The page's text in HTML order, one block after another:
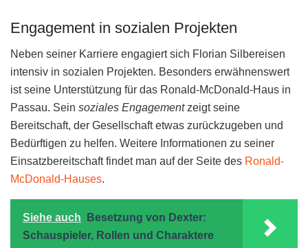
Engagement in sozialen Projekten
Neben seiner Karriere engagiert sich Florian Silbereisen
intensiv in sozialen Projekten. Besonders erwähnenswert
ist seine Unterstützung für das Ronald-McDonald-Haus in
Passau. Sein soziales Engagementzeigt seine
Bereitschaft, der Gesellschaft etwas zurückzugeben und
Bedürftigen zu helfen. Weitere Informationen zu seiner
Einsatzbereitschaft findet man auf der Seite des Ronald-
McDonald-Hauses.
Siehe auch
Besetzung von Dexter:
Schauspieler, Rollen und Charaktere